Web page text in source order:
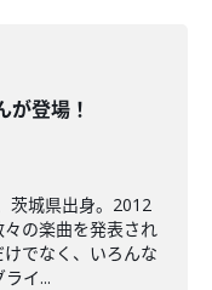
が登場！
茨城県出⾝。2012
の楽曲を発表され
でなく、いろんな
イ...